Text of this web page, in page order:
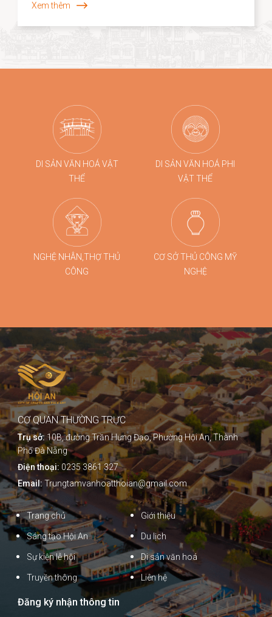
thức mới mẻ. Năm 2026, dấu ấn ấy tiếp tục được lan
chọn đồng hành cùng các chương trình kích cầu du
Xem thêm
DI SẢN VĂN HOÁ VẬT
THỂ
DI SẢN VĂN HOÁ PHI
VẬT THỂ
NGHỆ NHÂN,THỢ THỦ
CÔNG
CƠ SỞ THỦ CÔNG MỸ
NGHỆ
CƠ QUAN THƯỜNG TRỰC
Trụ sở: 10B, đường Trần Hưng Đạo, Phường Hội An, Thành
Phố Đà Nẵng
Điện thoại: 0235 3861 327
Email: Trungtamvanhoatthoian@gmail.com
Trang chủ Giới thiệu
Sáng tạo Hội An Du lịch
Sự kiện lễ hội Di sản văn hoá
Truyền thông Liên hệ
Đăng ký nhận thông tin